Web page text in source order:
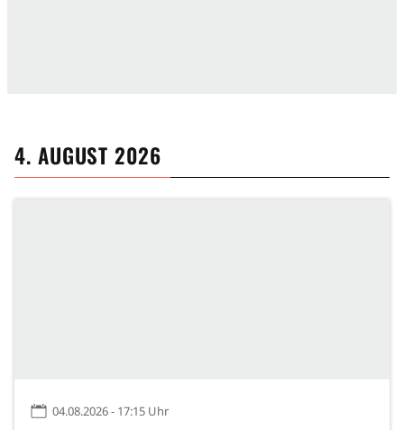
4. AUGUST 2026
04.08.2026 - 17:15 Uhr